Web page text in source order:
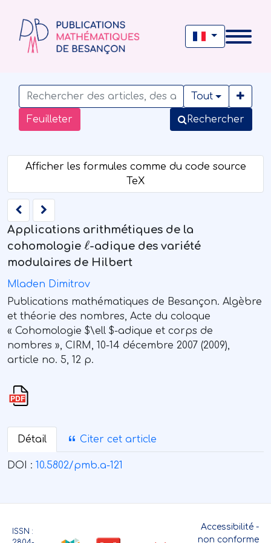
Feuilleter
Tout
Rechercher
Applications arithmétiques de la
cohomologie
ℓ
-adique des variété
modulaires de Hilbert
Mladen Dimitrov
Publications mathématiques de Besançon. Algèbre
et théorie des nombres, Acte du coloque
« Cohomologie $\ell $-adique et corps de
nombres », CIRM, 10-14 décembre 2007 (2009),
article no. 5, 12 p.
Détail Citer cet article
DOI : 10.5802/pmb.a-121
ISSN :
Accessibilité -
non conforme